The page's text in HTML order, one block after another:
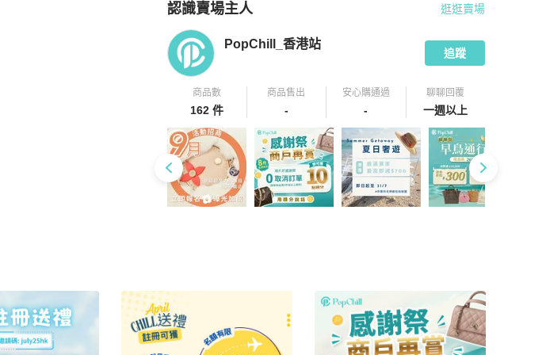
認識賣場主人
PopChill 拍拍圈嚴選賣家
逛逛賣場
PopChill_香港站
追蹤
商品數
162 件
商品售出
-
安心購通過
-
聊聊回覆
一週以上